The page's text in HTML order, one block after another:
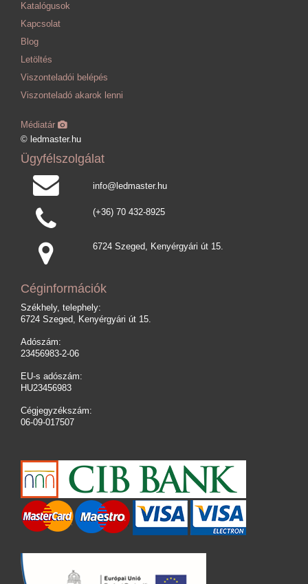
Katalógusok
Kapcsolat
Blog
Letöltés
Viszonteladói belépés
Viszonteladó akarok lenni
Médiatár
© ledmaster.hu
Ügyfélszolgálat
info@ledmaster.hu
(+36) 70 432-8925
6724 Szeged, Kenyérgyári út 15.
Céginformációk
Székhely, telephely:
6724 Szeged, Kenyérgyári út 15.
Adószám:
23456983-2-06
EU-s adószám:
HU23456983
Cégjegyzékszám:
06-09-017507